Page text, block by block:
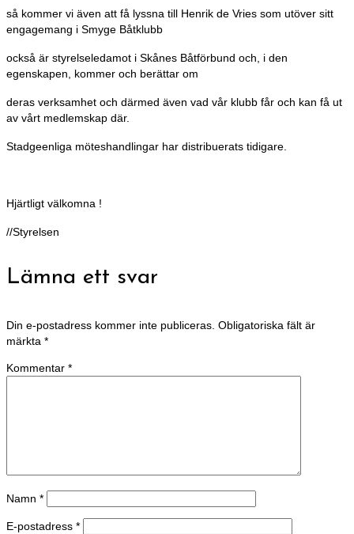
så kommer vi även att få lyssna till Henrik de Vries som utöver sitt
engagemang i Smyge Båtklubb
också är styrelseledamot i Skånes Båtförbund och, i den
egenskapen, kommer och berättar om
deras verksamhet och därmed även vad vår klubb får och kan få ut
av vårt medlemskap där.
Stadgeenliga möteshandlingar har distribuerats tidigare.
Hjärtligt välkomna !
//Styrelsen
Lämna ett svar
Din e-postadress kommer inte publiceras. Obligatoriska fält är
märkta *
Kommentar *
Namn *
E-postadress *